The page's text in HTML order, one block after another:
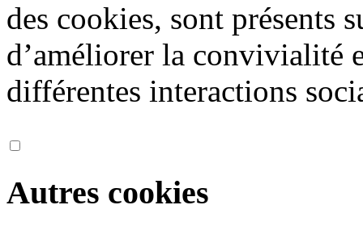
des cookies, sont présents
d’améliorer la convivialité
différentes interactions
Autres cookies